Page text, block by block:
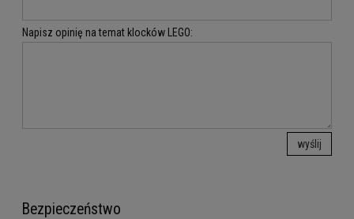
Napisz opinię na temat klocków LEGO:
wyślij
Bezpieczeństwo